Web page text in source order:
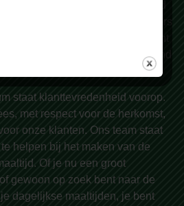
kwaliteit. Wij bieden een breed
150 producten die dagelijks vers
Of je nu op zoek bent
kip, of geitenvlees – bij ons vind
staat klanttevredenheid voorop.
met respect voor de herkomst,
onze klanten. Ons team staat
helpen bij het maken van de
Of je nu een groot
gewoon op zoek bent naar de
dagelijkse maaltijden, je bent